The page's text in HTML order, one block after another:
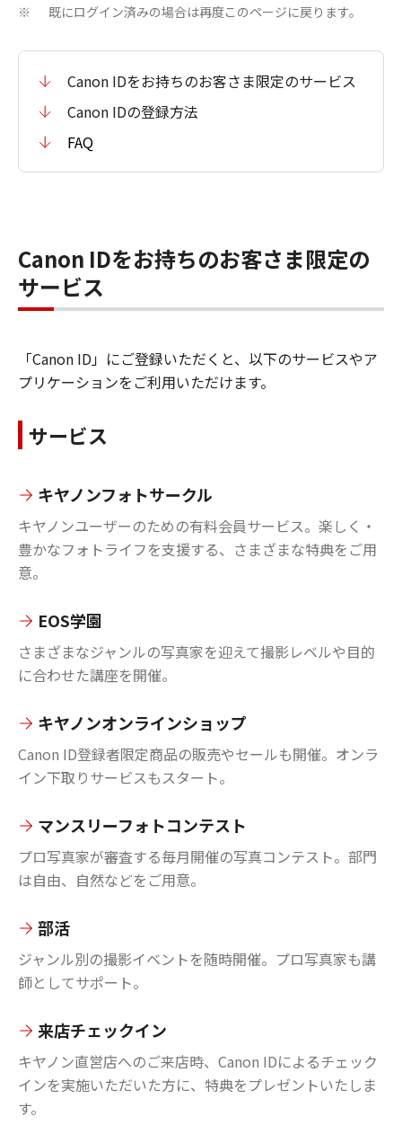
※ 既にログイン済みの場合は再度このページに戻ります。
Canon IDをお持ちのお客さま限定のサービス
Canon IDの登録方法
FAQ
Canon IDをお持ちのお客さま限定の
サービス
「Canon ID」にご登録いただくと、以下のサービスやア
プリケーションをご利用いただけます。
サービス
キヤノンフォトサークル
キヤノンユーザーのための有料会員サービス。楽しく・
豊かなフォトライフを支援する、さまざまな特典をご用
意。
EOS学園
さまざまなジャンルの写真家を迎えて撮影レベルや目的
に合わせた講座を開催。
キヤノンオンラインショップ
Canon ID登録者限定商品の販売やセールも開催。オンラ
イン下取りサービスもスタート。
マンスリーフォトコンテスト
プロ写真家が審査する毎月開催の写真コンテスト。部門
は自由、自然などをご用意。
部活
ジャンル別の撮影イベントを随時開催。プロ写真家も講
師としてサポート。
来店チェックイン
キヤノン直営店へのご来店時、Canon IDによるチェック
インを実施いただいた方に、特典をプレゼントいたしま
す。